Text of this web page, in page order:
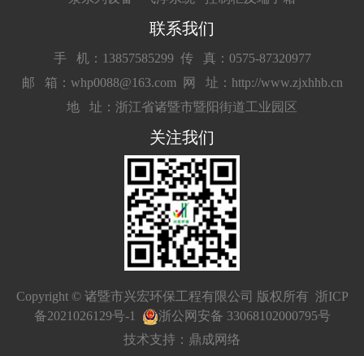
联系我们
手 机：13857585299 传 真：0575-87320977
邮 箱：whp0088@163.com
网 址：http://www.zjxhhb.cn
地 址：浙江省诸暨市暨阳街道工业园区
关注我们
Copyright © 诸暨市兴宏环保工程有限公司 版权所有 浙ICP
备2021026129号-1
浙公网安备 33068102000795号
技术支持：鼎成网络